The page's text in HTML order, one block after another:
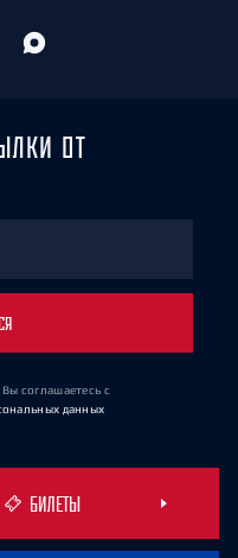
ОТ
соглашаетесь с
данных
БИЛЕТЫ